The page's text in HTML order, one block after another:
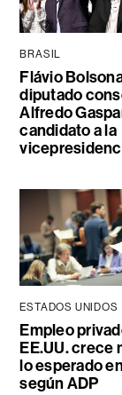
BRASIL
Flávio
diputado
Alfredo
candidato a la
ESTADOS UNIDOS
Empleo
EE.UU. crece
lo esperado
según ADP